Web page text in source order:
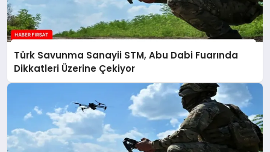
Türk Savunma Sanayii STM, Abu Dabi Fuarında
Dikkatleri Üzerine Çekiyor